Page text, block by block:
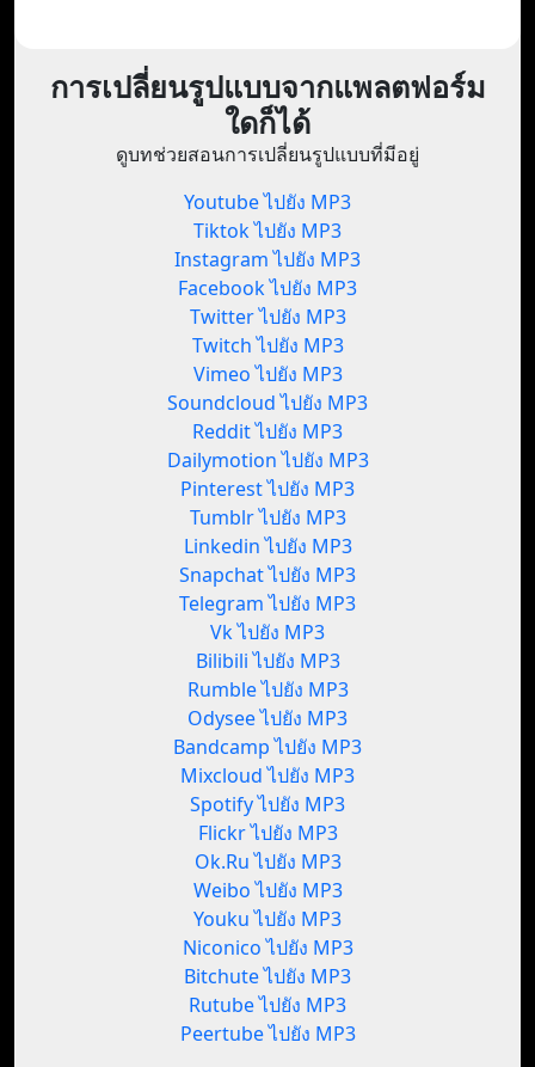
การเปลี่ยนรูปแบบจากแพลตฟอร์ม
ใดก็ได้
ดูบทช่วยสอนการเปลี่ยนรูปแบบที่มีอยู่
Youtube ไปยัง MP3
Tiktok ไปยัง MP3
Instagram ไปยัง MP3
Facebook ไปยัง MP3
Twitter ไปยัง MP3
Twitch ไปยัง MP3
Vimeo ไปยัง MP3
Soundcloud ไปยัง MP3
Reddit ไปยัง MP3
Dailymotion ไปยัง MP3
Pinterest ไปยัง MP3
Tumblr ไปยัง MP3
Linkedin ไปยัง MP3
Snapchat ไปยัง MP3
Telegram ไปยัง MP3
Vk ไปยัง MP3
Bilibili ไปยัง MP3
Rumble ไปยัง MP3
Odysee ไปยัง MP3
Bandcamp ไปยัง MP3
Mixcloud ไปยัง MP3
Spotify ไปยัง MP3
Flickr ไปยัง MP3
Ok.Ru ไปยัง MP3
Weibo ไปยัง MP3
Youku ไปยัง MP3
Niconico ไปยัง MP3
Bitchute ไปยัง MP3
Rutube ไปยัง MP3
Peertube ไปยัง MP3